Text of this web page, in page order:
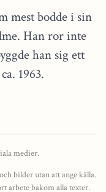
mest bodde i sin
Han ror inte
han sig ett
1963.
medier.
bilder utan att ange källa.
arbete bakom alla texter.